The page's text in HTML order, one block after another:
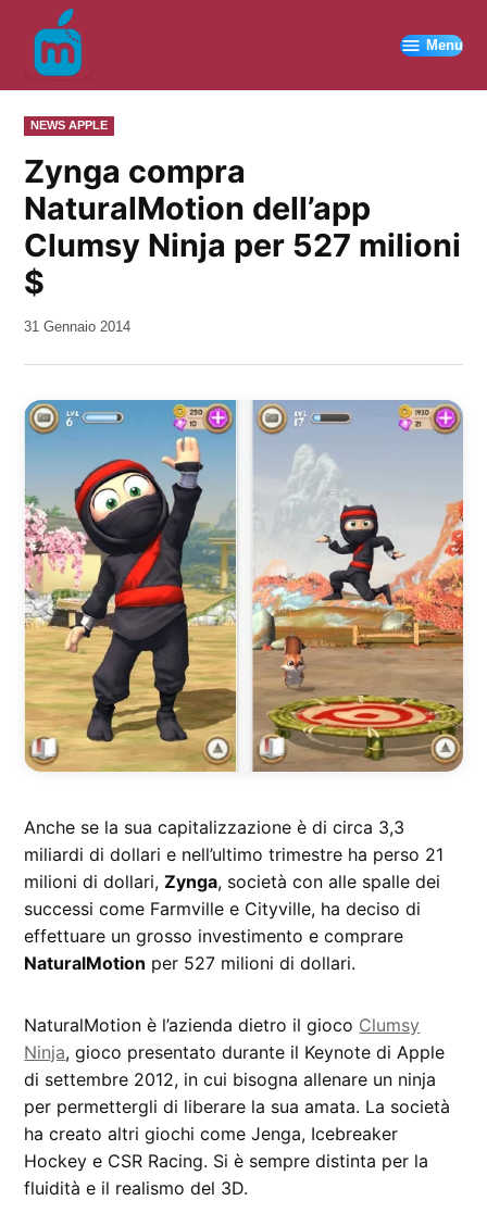
contenuto
Menu
PUBBLICATO
IN
NEWS APPLE
Zynga compra
NaturalMotion dell’app
Clumsy Ninja per 527 milioni
$
da
31 Gennaio 2014
Anche se la sua capitalizzazione è di circa 3,3
miliardi di dollari e nell’ultimo trimestre ha perso 21
milioni di dollari,Zynga, società con alle spalle dei
successi come Farmville e Cityville, ha deciso di
effettuare un grosso investimento e comprare
NaturalMotion per 527 milioni di dollari.
NaturalMotion è l’azienda dietro il gioco Clumsy
Ninja, gioco presentato durante il Keynote di Apple
di settembre 2012, in cui bisogna allenare un ninja
per permettergli di liberare la sua amata. La società
ha creato altri giochi come Jenga, Icebreaker
Hockey e CSR Racing. Si è sempre distinta per la
fluidità e il realismo del 3D.